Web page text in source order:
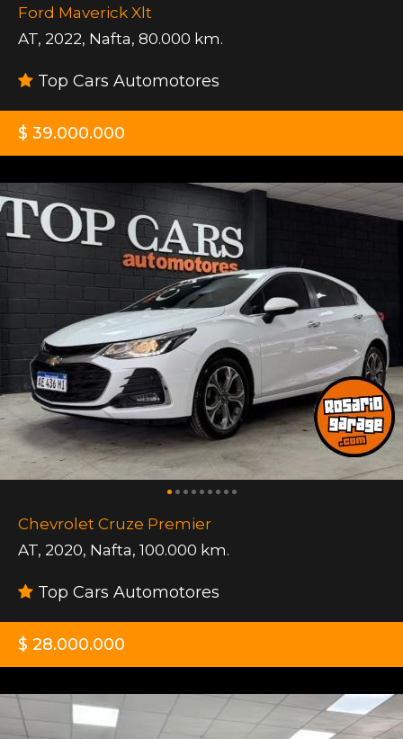
Ford Maverick Xlt
AT, 2022, Nafta, 80.000 km.
Top Cars Automotores
$ 39.000.000
Chevrolet Cruze Premier
AT, 2020, Nafta, 100.000 km.
Top Cars Automotores
$ 28.000.000